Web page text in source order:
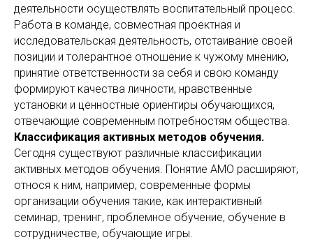
деятельности осуществлять воспитательный процесс.
Работа в команде, совместная проектная и
исследовательская деятельность, отстаивание своей
позиции и толерантное отношение к чужому мнению,
принятие ответственности за себя и свою команду
формируют качества личности, нравственные
установки и ценностные ориентиры обучающихся,
отвечающие современным потребностям общества.
Классификация активных методов обучения.
Сегодня существуют различные классификации
активных методов обучения. Понятие АМО расширяют,
относя к ним, например, современные формы
организации обучения такие, как интерактивный
семинар, тренинг, проблемное обучение, обучение в
сотрудничестве, обучающие игры.